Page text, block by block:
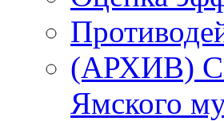
(АРХИВ)
Ямского